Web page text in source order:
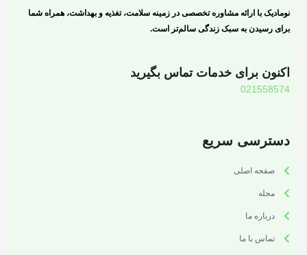
نومادیک با ارائه مشاوره تخصصی در زمینه سلامت، تغذیه و بهداشت، همراه شما
برای رسیدن به سبک زندگی سالم‌تر است.
اکنون برای خدمات تماس بگیرید
021558574
دسترسی سریع
صفحه اصلی
مجله
درباره ما
تماس با ما